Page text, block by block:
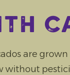
are
without